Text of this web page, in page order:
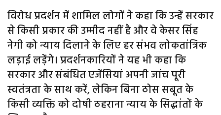
विरोध प्रदर्शन में शामिल लोगों ने कहा कि उन्हें सरकार
से किसी प्रकार की उम्मीद नहीं है और वे केसर सिंह
नेगी को न्याय दिलाने के लिए हर संभव लोकतांत्रिक
लड़ाई लड़ेंगे। प्रदर्शनकारियों ने यह भी कहा कि
सरकार और संबंधित एजेंसियां अपनी जांच पूरी
स्वतंत्रता के साथ करें, लेकिन बिना ठोस सबूत के
किसी व्यक्ति को दोषी ठहराना न्याय के सिद्धांतों के